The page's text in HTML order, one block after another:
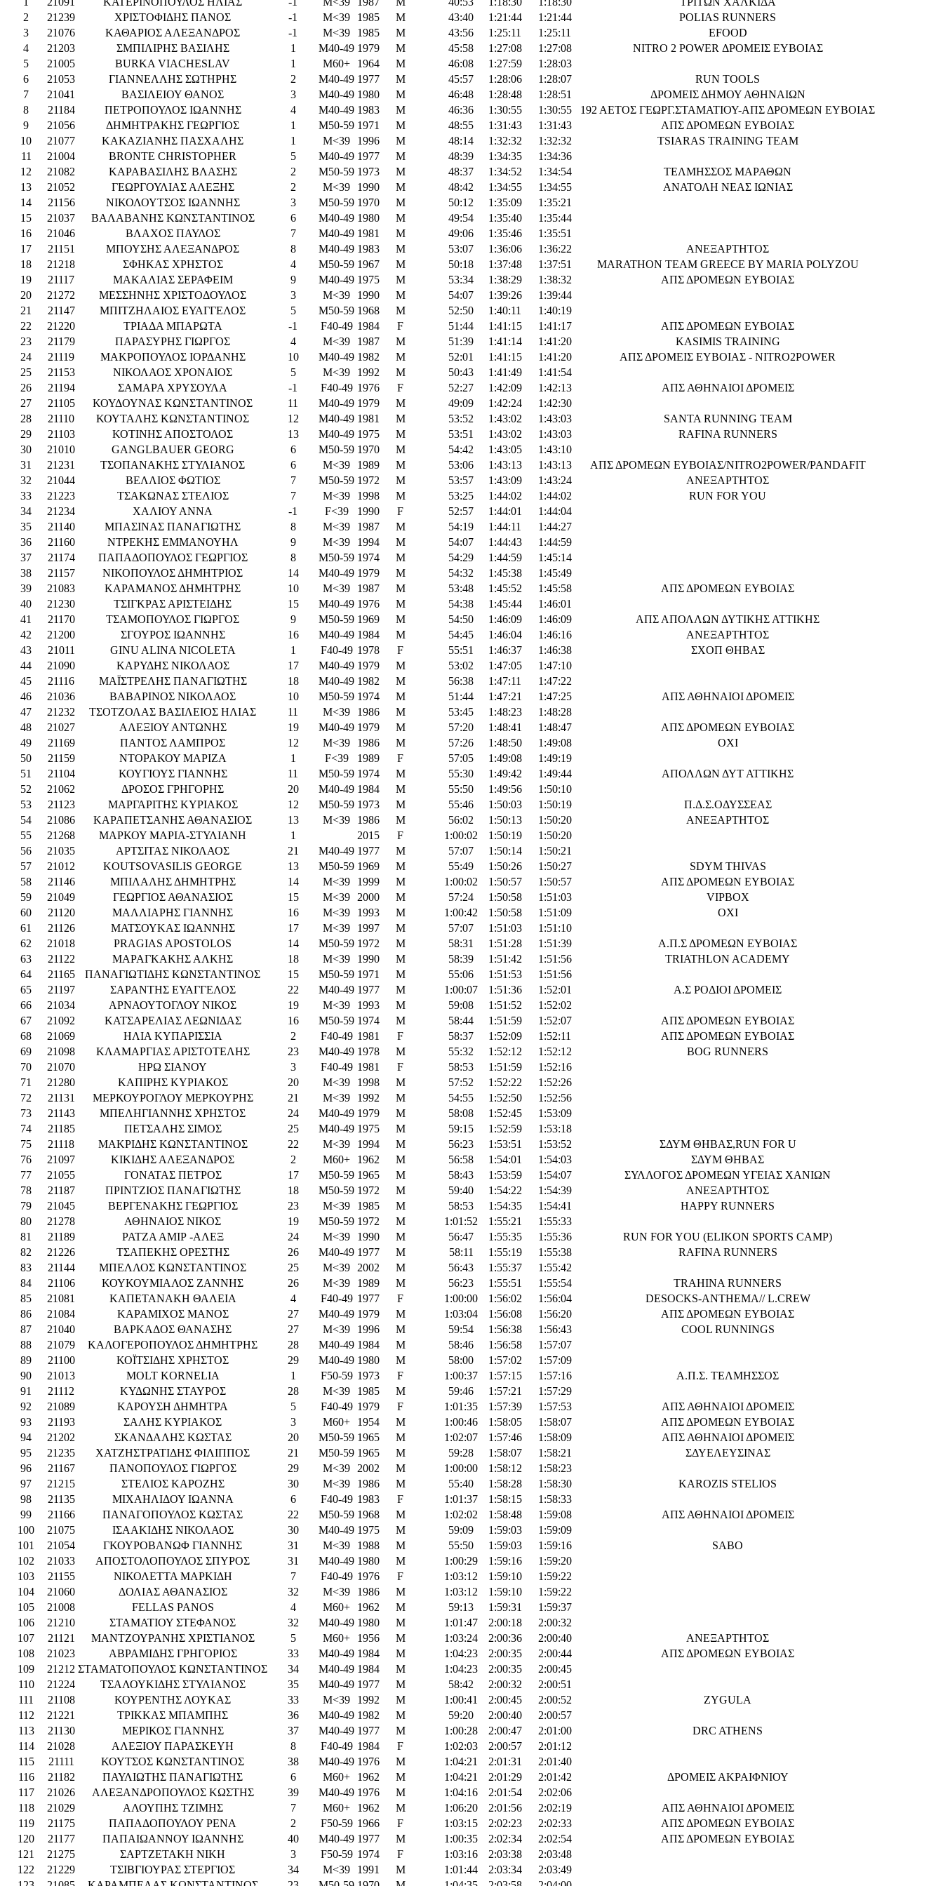
2
21239 ΧΡΙΣΤΟΦΙΔΗΣ ΠΑΝΟΣ -1 M<39 1985 M 43:40 1:21:44 1:21:44
POLIAS RUNNERS
3
21076 ΚΑΘΑΡΙΟΣ ΑΛΕΞΑΝΔΡΟΣ -1 M<39 1985 M 43:56 1:25:11 1:25:11
EFOOD
4
21203 ΣΜΠΙΛΙΡΗΣ ΒΑΣΙΛΗΣ 1 M40-49 1979 M 45:58 1:27:08 1:27:08
NITRO 2 POWER ΔΡΟΜΕΙΣ ΕΥΒΟΙΑΣ
5
21005 BURKA VIACHESLAV 1 M60+ 1964 M 46:08 1:27:59
1:28:03
6
21053 ΓΙΑΝΝΕΛΛΗΣ ΣΩΤΗΡΗΣ 2 M40-49 1977 M 45:57 1:28:06 1:28:07
RUN TOOLS
7
21041 ΒΑΣΙΛΕΙΟΥ ΘΑΝΟΣ 3 M40-49 1980 M 46:48 1:28:48 1:28:51
ΔΡΟΜΕΙΣ ΔΗΜΟΥ ΑΘΗΝΑΙΩΝ
8
21184 ΠΕΤΡΟΠΟΥΛΟΣ ΙΩΑΝΝΗΣ 4 M40-49 1983 M 46:36 1:30:55 1:30:55
192 ΑΕΤΟΣ ΓΕΩΡΓ.ΣΤΑΜΑΤΙΟΥ-ΑΠΣ ΔΡΟΜΕΩΝ ΕΥΒΟΙΑΣ
9
21056 ΔΗΜΗΤΡΑΚΗΣ ΓΕΩΡΓΙΟΣ 1 M50-59 1971 M 48:55 1:31:43 1:31:43
ΑΠΣ ΔΡΟΜΕΩΝ ΕΥΒΟΙΑΣ
10
21077 ΚΑΚΑΖΙΑΝΗΣ ΠΑΣΧΑΛΗΣ 1 M<39 1996 M 48:14 1:32:32 1:32:32
TSIARAS TRAINING TEAM
11
21004 BRONTE CHRISTOPHER 5 M40-49 1977 M 48:39 1:34:35
1:34:36
12
21082 ΚΑΡΑΒΑΣΙΛΗΣ ΒΛΑΣΗΣ 2 M50-59 1973 M 48:37 1:34:52 1:34:54
ΤΕΛΜΗΣΣΟΣ ΜΑΡΑΘΩΝ
13
21052 ΓΕΩΡΓΟΥΛΙΑΣ ΑΛΕΞΗΣ 2 M<39 1990 M 48:42 1:34:55 1:34:55
ΑΝΑΤΟΛΗ ΝΕΑΣ ΙΩΝΙΑΣ
14
21156 ΝΙΚΟΛΟΥΤΣΟΣ ΙΩΑΝΝΗΣ 3 M50-59 1970 M 50:12 1:35:09
1:35:21
15
21037 ΒΑΛΑΒΑΝΗΣ ΚΩΝΣΤΑΝΤΙΝΟΣ 6 M40-49 1980 M 49:54 1:35:40
1:35:44
16
21046 ΒΛΑΧΟΣ ΠΑΥΛΟΣ 7 M40-49 1981 M 49:06 1:35:46
1:35:51
17
21151 ΜΠΟΥΣΗΣ ΑΛΕΞΑΝΔΡΟΣ 8 M40-49 1983 M 53:07 1:36:06 1:36:22
ΑΝΕΞΑΡΤΗΤΟΣ
18
21218 ΣΦΗΚΑΣ ΧΡΗΣΤΟΣ 4 M50-59 1967 M 50:18 1:37:48 1:37:51
MARATHON TEAM GREECE BY MARIA POLYZOU
19
21117 ΜΑΚΑΛΙΑΣ ΣΕΡΑΦΕΙΜ 9 M40-49 1975 M 53:34 1:38:29 1:38:32
ΑΠΣ ΔΡΟΜΕΩΝ ΕΥΒΟΙΑΣ
20
21272 ΜΕΣΣΗΝΗΣ ΧΡΙΣΤΟΔΟΥΛΟΣ 3 M<39 1990 M 54:07 1:39:26
1:39:44
21
21147 ΜΠΙΤΖΗΛΑΙΟΣ ΕΥΑΓΓΕΛΟΣ 5 M50-59 1968 M 52:50 1:40:11
1:40:19
22
21220 ΤΡΙΑΔΑ ΜΠΑΡΩΤΑ -1 F40-49 1984 F 51:44 1:41:15 1:41:17
ΑΠΣ ΔΡΟΜΕΩΝ ΕΥΒΟΙΑΣ
23
21179 ΠΑΡΑΣΥΡΗΣ ΓΙΩΡΓΟΣ 4 M<39 1987 M 51:39 1:41:14 1:41:20
KASIMIS TRAINING
24
21119 ΜΑΚΡΟΠΟΥΛΟΣ ΙΟΡΔΑΝΗΣ 10 M40-49 1982 M 52:01 1:41:15 1:41:20
ΑΠΣ ΔΡΟΜΕΙΣ ΕΥΒΟΙΑΣ - NITRO2POWER
25
21153 ΝΙΚΟΛΑΟΣ ΧΡΟΝΑΙΟΣ 5 M<39 1992 M 50:43 1:41:49
1:41:54
26
21194 ΣΑΜΑΡΑ ΧΡΥΣΟΥΛΑ -1 F40-49 1976 F 52:27 1:42:09 1:42:13
ΑΠΣ ΑΘΗΝΑΙΟΙ ΔΡΟΜΕΙΣ
27
21105 ΚΟΥΔΟΥΝΑΣ ΚΩΝΣΤΑΝΤΙΝΟΣ 11 M40-49 1979 M 49:09 1:42:24
1:42:30
28
21110 ΚΟΥΤΑΛΗΣ ΚΩΝΣΤΑΝΤΙΝΟΣ 12 M40-49 1981 M 53:52 1:43:02 1:43:03
SANTA RUNNING TEAM
29
21103 ΚΟΤΙΝΗΣ ΑΠΟΣΤΟΛΟΣ 13 M40-49 1975 M 53:51 1:43:02 1:43:03
RAFINA RUNNERS
30
21010 GANGLBAUER GEORG 6 M50-59 1970 M 54:42 1:43:05
1:43:10
31
21231 ΤΣΟΠΑΝΑΚΗΣ ΣΤΥΛΙΑΝΟΣ 6 M<39 1989 M 53:06 1:43:13 1:43:13
ΑΠΣ ΔΡΟΜΕΩΝ ΕΥΒΟΙΑΣ/NITRO2POWER/PANDAFIT
32
21044 ΒΕΛΛΙΟΣ ΦΩΤΙΟΣ 7 M50-59 1972 M 53:57 1:43:09 1:43:24
ΑΝΕΞΑΡΤΗΤΟΣ
33
21223 ΤΣΑΚΩΝΑΣ ΣΤΕΛΙΟΣ 7 M<39 1998 M 53:25 1:44:02 1:44:02
RUN FOR YOU
34
21234 ΧΑΛΙΟΥ ΑΝΝΑ -1 F<39 1990 F 52:57 1:44:01
1:44:04
35
21140 ΜΠΑΣΙΝΑΣ ΠΑΝΑΓΙΩΤΗΣ 8 M<39 1987 M 54:19 1:44:11
1:44:27
36
21160 ΝΤΡΕΚΗΣ ΕΜΜΑΝΟΥΗΛ 9 M<39 1994 M 54:07 1:44:43
1:44:59
37
21174 ΠΑΠΑΔΟΠΟΥΛΟΣ ΓΕΩΡΓΙΟΣ 8 M50-59 1974 M 54:29 1:44:59
1:45:14
38
21157 ΝΙΚΟΠΟΥΛΟΣ ΔΗΜΗΤΡΙΟΣ 14 M40-49 1979 M 54:32 1:45:38
1:45:49
39
21083 ΚΑΡΑΜΑΝΟΣ ΔΗΜΗΤΡΗΣ 10 M<39 1987 M 53:48 1:45:52 1:45:58
ΑΠΣ ΔΡΟΜΕΩΝ ΕΥΒΟΙΑΣ
40
21230 ΤΣΙΓΚΡΑΣ ΑΡΙΣΤΕΙΔΗΣ 15 M40-49 1976 M 54:38 1:45:44
1:46:01
41
21170 ΤΣΑΜΟΠΟΥΛΟΣ ΓΙΩΡΓΟΣ 9 M50-59 1969 M 54:50 1:46:09 1:46:09
ΑΠΣ ΑΠΟΛΛΩΝ ΔΥΤΙΚΗΣ ΑΤΤΙΚΗΣ
42
21200 ΣΓΟΥΡΟΣ ΙΩΑΝΝΗΣ 16 M40-49 1984 M 54:45 1:46:04 1:46:16
ΑΝΕΞΑΡΤΗΤΟΣ
43
21011 GINU ALINA NICOLETA 1 F40-49 1978 F 55:51 1:46:37 1:46:38
ΣΧΟΠ ΘΗΒΑΣ
44
21090 ΚΑΡΥΔΗΣ ΝΙΚΟΛΑΟΣ 17 M40-49 1979 M 53:02 1:47:05
1:47:10
45
21116 ΜΑΪΣΤΡΕΛΗΣ ΠΑΝΑΓΙΩΤΗΣ 18 M40-49 1982 M 56:38 1:47:11
1:47:22
46
21036 ΒΑΒΑΡΙΝΟΣ ΝΙΚΟΛΑΟΣ 10 M50-59 1974 M 51:44 1:47:21 1:47:25
ΑΠΣ ΑΘΗΝΑΙΟΙ ΔΡΟΜΕΙΣ
47
21232 ΤΣΟΤΖΟΛΑΣ ΒΑΣΙΛΕΙΟΣ ΗΛΙΑΣ 11 M<39 1986 M 53:45 1:48:23
1:48:28
48
21027 ΑΛΕΞΙΟΥ ΑΝΤΩΝΗΣ 19 M40-49 1979 M 57:20 1:48:41 1:48:47
ΑΠΣ ΔΡΟΜΕΩΝ ΕΥΒΟΙΑΣ
49
21169 ΠΑΝΤΟΣ ΛΑΜΠΡΟΣ 12 M<39 1986 M 57:26 1:48:50 1:49:08
ΟΧΙ
50
21159 ΝΤΟΡΑΚΟΥ ΜΑΡΙΖΑ 1 F<39 1989 F 57:05 1:49:08
1:49:19
51
21104 ΚΟΥΓΙΟΥΣ ΓΙΑΝΝΗΣ 11 M50-59 1974 M 55:30 1:49:42 1:49:44
ΑΠΟΛΛΩΝ ΔΥΤ ΑΤΤΙΚΗΣ
52
21062 ΔΡΟΣΟΣ ΓΡΗΓΟΡΗΣ 20 M40-49 1984 M 55:50 1:49:56
1:50:10
53
21123 ΜΑΡΓΑΡΙΤΗΣ ΚΥΡΙΑΚΟΣ 12 M50-59 1973 M 55:46 1:50:03 1:50:19
Π.Δ.Σ.ΟΔΥΣΣΕΑΣ
54
21086 ΚΑΡΑΠΕΤΣΑΝΗΣ ΑΘΑΝΑΣΙΟΣ 13 M<39 1986 M 56:02 1:50:13 1:50:20
ΑΝΕΞΑΡΤΗΤΟΣ
55
21268 ΜΑΡΚΟΥ ΜΑΡΙΑ-ΣΤΥΛΙΑΝΗ 1 2015 F 1:00:02 1:50:19
1:50:20
56
21035 ΑΡΤΣΙΤΑΣ ΝΙΚΟΛΑΟΣ 21 M40-49 1977 M 57:07 1:50:14
1:50:21
57
21012 KOUTSOVASILIS GEORGE 13 M50-59 1969 M 55:49 1:50:26 1:50:27
SDYM THIVAS
58
21146 ΜΠΙΛΑΛΗΣ ΔΗΜΗΤΡΗΣ 14 M<39 1999 M 1:00:02 1:50:57 1:50:57
ΑΠΣ ΔΡΟΜΕΩΝ ΕΥΒΟΙΑΣ
59
21049 ΓΕΩΡΓΙΟΣ ΑΘΑΝΑΣΙΟΣ 15 M<39 2000 M 57:24 1:50:58 1:51:03
VIPBOX
60
21120 ΜΑΛΛΙΑΡΗΣ ΓΙΑΝΝΗΣ 16 M<39 1993 M 1:00:42 1:50:58 1:51:09
ΟΧΙ
61
21126 ΜΑΤΣΟΥΚΑΣ ΙΩΑΝΝΗΣ 17 M<39 1997 M 57:07 1:51:03
1:51:10
62
21018 PRAGIAS APOSTOLOS 14 M50-59 1972 M 58:31 1:51:28 1:51:39
Α.Π.Σ ΔΡΟΜΕΩΝ ΕΥΒΟΙΑΣ
63
21122 ΜΑΡΑΓΚΑΚΗΣ ΑΛΚΗΣ 18 M<39 1990 M 58:39 1:51:42 1:51:56
TRIATHLON ACADEMY
64
21165 ΠΑΝΑΓΙΩΤΙΔΗΣ ΚΩΝΣΤΑΝΤΙΝΟΣ 15 M50-59 1971 M 55:06 1:51:53
1:51:56
65
21197 ΣΑΡΑΝΤΗΣ ΕΥΑΓΓΕΛΟΣ 22 M40-49 1977 M 1:00:07 1:51:36 1:52:01
Α.Σ ΡΟΔΙΟΙ ΔΡΟΜΕΙΣ
66
21034 ΑΡΝΑΟΥΤΟΓΛΟΥ ΝΙΚΟΣ 19 M<39 1993 M 59:08 1:51:52
1:52:02
67
21092 ΚΑΤΣΑΡΕΛΙΑΣ ΛΕΩΝΙΔΑΣ 16 M50-59 1974 M 58:44 1:51:59 1:52:07
ΑΠΣ ΔΡΟΜΕΩΝ ΕΥΒΟΙΑΣ
68
21069 ΗΛΙΑ ΚΥΠΑΡΙΣΣΙΑ 2 F40-49 1981 F 58:37 1:52:09 1:52:11
ΑΠΣ ΔΡΟΜΕΩΝ ΕΥΒΟΙΑΣ
69
21098 ΚΛΑΜΑΡΓΙΑΣ ΑΡΙΣΤΟΤΕΛΗΣ 23 M40-49 1978 M 55:32 1:52:12 1:52:12
BOG RUNNERS
70
21070 ΗΡΩ ΣΙΑΝΟΥ 3 F40-49 1981 F 58:53 1:51:59
1:52:16
71
21280 ΚΑΠΙΡΗΣ ΚΥΡΙΑΚΟΣ 20 M<39 1998 M 57:52 1:52:22
1:52:26
72
21131 ΜΕΡΚΟΥΡΟΓΛΟΥ ΜΕΡΚΟΥΡΗΣ 21 M<39 1992 M 54:55 1:52:50
1:52:56
73
21143 ΜΠΕΛΗΓΙΑΝΝΗΣ ΧΡΗΣΤΟΣ 24 M40-49 1979 M 58:08 1:52:45
1:53:09
74
21185 ΠΕΤΣΑΛΗΣ ΣΙΜΟΣ 25 M40-49 1975 M 59:15 1:52:59
1:53:18
75
21118 ΜΑΚΡΙΔΗΣ ΚΩΝΣΤΑΝΤΙΝΟΣ 22 M<39 1994 M 56:23 1:53:51 1:53:52
ΣΔΥΜ ΘΗΒΑΣ,RUN FOR U
76
21097 ΚΙΚΙΔΗΣ ΑΛΕΞΑΝΔΡΟΣ 2 M60+ 1962 M 56:58 1:54:01 1:54:03
ΣΔΥΜ ΘΗΒΑΣ
77
21055 ΓΟΝΑΤΑΣ ΠΕΤΡΟΣ 17 M50-59 1965 M 58:43 1:53:59 1:54:07
ΣΥΛΛΟΓΟΣ ΔΡΟΜΕΩΝ ΥΓΕΙΑΣ ΧΑΝΙΩΝ
78
21187 ΠΡΙΝΤΖΙΟΣ ΠΑΝΑΓΙΩΤΗΣ 18 M50-59 1972 M 59:40 1:54:22 1:54:39
ΑΝΕΞΑΡΤΗΤΟΣ
79
21045 ΒΕΡΓΕΝΑΚΗΣ ΓΕΩΡΓΙΟΣ 23 M<39 1985 M 58:53 1:54:35 1:54:41
HAPPY RUNNERS
80
21278 ΑΘΗΝΑΙΟΣ ΝΙΚΟΣ 19 M50-59 1972 M 1:01:52 1:55:21
1:55:33
81
21189 ΡΑΤΖΑ ΑΜΙΡ -ΑΛΕΞ 24 M<39 1990 M 56:47 1:55:35 1:55:36
RUN FOR YOU (ELIKON SPORTS CAMP)
82
21226 ΤΣΑΠΕΚΗΣ ΟΡΕΣΤΗΣ 26 M40-49 1977 M 58:11 1:55:19 1:55:38
RAFINA RUNNERS
83
21144 ΜΠΕΛΛΟΣ ΚΩΝΣΤΑΝΤΙΝΟΣ 25 M<39 2002 M 56:43 1:55:37
1:55:42
84
21106 ΚΟΥΚΟΥΜΙΑΛΟΣ ΖΑΝΝΗΣ 26 M<39 1989 M 56:23 1:55:51 1:55:54
TRAHINA RUNNERS
85
21081 ΚΑΠΕΤΑΝΑΚΗ ΘΑΛΕΙΑ 4 F40-49 1977 F 1:00:00 1:56:02 1:56:04
DESOCKS-ANTHEMA// L.CREW
86
21084 ΚΑΡΑΜΙΧΟΣ ΜΑΝΟΣ 27 M40-49 1979 M 1:03:04 1:56:08 1:56:20
ΑΠΣ ΔΡΟΜΕΩΝ ΕΥΒΟΙΑΣ
87
21040 ΒΑΡΚΑΔΟΣ ΘΑΝΑΣΗΣ 27 M<39 1996 M 59:54 1:56:38 1:56:43
COOL RUNNINGS
88
21079 ΚΑΛΟΓΕΡΟΠΟΥΛΟΣ ΔΗΜΗΤΡΗΣ 28 M40-49 1984 M 58:46 1:56:58
1:57:07
89
21100 ΚΟΪΤΣΙΔΗΣ ΧΡΗΣΤΟΣ 29 M40-49 1980 M 58:00 1:57:02
1:57:09
90
21013 MOLT KORNELIA 1 F50-59 1973 F 1:00:37 1:57:15 1:57:16
Α.Π.Σ. ΤΕΛΜΗΣΣΟΣ
91
21112 ΚΥΔΩΝΗΣ ΣΤΑΥΡΟΣ 28 M<39 1985 M 59:46 1:57:21
1:57:29
92
21089 ΚΑΡΟΥΣΗ ΔΗΜΗΤΡΑ 5 F40-49 1979 F 1:01:35 1:57:39 1:57:53
ΑΠΣ ΑΘΗΝΑΙΟΙ ΔΡΟΜΕΙΣ
93
21193 ΣΑΛΗΣ ΚΥΡΙΑΚΟΣ 3 M60+ 1954 M 1:00:46 1:58:05 1:58:07
ΑΠΣ ΔΡΟΜΕΩΝ ΕΥΒΟΙΑΣ
94
21202 ΣΚΑΝΔΑΛΗΣ ΚΩΣΤΑΣ 20 M50-59 1965 M 1:02:07 1:57:46 1:58:09
ΑΠΣ ΑΘΗΝΑΙΟΙ ΔΡΟΜΕΙΣ
95
21235 ΧΑΤΖΗΣΤΡΑΤΙΔΗΣ ΦΙΛΙΠΠΟΣ 21 M50-59 1965 M 59:28 1:58:07 1:58:21
ΣΔΥΕΛΕΥΣΙΝΑΣ
96
21167 ΠΑΝΟΠΟΥΛΟΣ ΓΙΩΡΓΟΣ 29 M<39 2002 M 1:00:00 1:58:12
1:58:23
97
21215 ΣΤΕΛΙΟΣ ΚΑΡΟΖΗΣ 30 M<39 1986 M 55:40 1:58:28 1:58:30
KAROZIS STELIOS
98
21135 ΜΙΧΑΗΛΙΔΟΥ ΙΩΑΝΝΑ 6 F40-49 1983 F 1:01:37 1:58:15
1:58:33
99
21166 ΠΑΝΑΓΟΠΟΥΛΟΣ ΚΩΣΤΑΣ 22 M50-59 1968 M 1:02:02 1:58:48 1:59:08
ΑΠΣ ΑΘΗΝΑΙΟΙ ΔΡΟΜΕΙΣ
100
21075 ΙΣΑΑΚΙΔΗΣ ΝΙΚΟΛΑΟΣ 30 M40-49 1975 M 59:09 1:59:03
1:59:09
101
21054 ΓΚΟΥΡΟΒΑΝΩΦ ΓΙΑΝΝΗΣ 31 M<39 1988 M 55:50 1:59:03 1:59:16
SABO
102
21033 ΑΠΟΣΤΟΛΟΠΟΥΛΟΣ ΣΠΥΡΟΣ 31 M40-49 1980 M 1:00:29 1:59:16
1:59:20
103
21155 ΝΙΚΟΛΕΤΤΑ ΜΑΡΚΙΔΗ 7 F40-49 1976 F 1:03:12 1:59:10
1:59:22
104
21060 ΔΟΛΙΑΣ ΑΘΑΝΑΣΙΟΣ 32 M<39 1986 M 1:03:12 1:59:10
1:59:22
105
21008 FELLAS PANOS 4 M60+ 1962 M 59:13 1:59:31
1:59:37
106
21210 ΣΤΑΜΑΤΙΟΥ ΣΤΕΦΑΝΟΣ 32 M40-49 1980 M 1:01:47 2:00:18
2:00:32
107
21121 ΜΑΝΤΖΟΥΡΑΝΗΣ ΧΡΙΣΤΙΑΝΟΣ 5 M60+ 1956 M 1:03:24 2:00:36 2:00:40
ΑΝΕΞΑΡΤΗΤΟΣ
108
21023 ΑΒΡΑΜΙΔΗΣ ΓΡΗΓΟΡΙΟΣ 33 M40-49 1984 M 1:04:23 2:00:35 2:00:44
ΑΠΣ ΔΡΟΜΕΩΝ ΕΥΒΟΙΑΣ
109
21212 ΣΤΑΜΑΤΟΠΟΥΛΟΣ ΚΩΝΣΤΑΝΤΙΝΟΣ 34 M40-49 1984 M 1:04:23 2:00:35
2:00:45
110
21224 ΤΣΑΛΟΥΚΙΔΗΣ ΣΤΥΛΙΑΝΟΣ 35 M40-49 1977 M 58:42 2:00:32
2:00:51
111
21108 ΚΟΥΡΕΝΤΗΣ ΛΟΥΚΑΣ 33 M<39 1992 M 1:00:41 2:00:45 2:00:52
ZYGULA
112
21221 ΤΡΙΚΚΑΣ ΜΠΑΜΠΗΣ 36 M40-49 1982 M 59:20 2:00:40
2:00:57
113
21130 ΜΕΡΙΚΟΣ ΓΙΑΝΝΗΣ 37 M40-49 1977 M 1:00:28 2:00:47 2:01:00
DRC ATHENS
114
21028 ΑΛΕΞΙΟΥ ΠΑΡΑΣΚΕΥΗ 8 F40-49 1984 F 1:02:03 2:00:57
2:01:12
115
21111 ΚΟΥΤΣΟΣ ΚΩΝΣΤΑΝΤΙΝΟΣ 38 M40-49 1976 M 1:04:21 2:01:31
2:01:40
116
21182 ΠΑΥΛΙΩΤΗΣ ΠΑΝΑΓΙΩΤΗΣ 6 M60+ 1962 M 1:04:21 2:01:29 2:01:42
ΔΡΟΜΕΙΣ ΑΚΡΑΙΦΝΙΟΥ
117
21026 ΑΛΕΞΑΝΔΡΟΠΟΥΛΟΣ ΚΩΣΤΗΣ 39 M40-49 1976 M 1:04:16 2:01:54
2:02:06
118
21029 ΑΛΟΥΠΗΣ ΤΖΙΜΗΣ 7 M60+ 1962 M 1:06:20 2:01:56 2:02:19
ΑΠΣ ΑΘΗΝΑΙΟΙ ΔΡΟΜΕΙΣ
119
21175 ΠΑΠΑΔΟΠΟΥΛΟΥ ΡΕΝΑ 2 F50-59 1966 F 1:03:15 2:02:23 2:02:33
ΑΠΣ ΔΡΟΜΕΩΝ ΕΥΒΟΙΑΣ
120
21177 ΠΑΠΑΙΩΑΝΝΟΥ ΙΩΑΝΝΗΣ 40 M40-49 1977 M 1:00:35 2:02:34 2:02:54
ΑΠΣ ΔΡΟΜΕΩΝ ΕΥΒΟΙΑΣ
121
21275 ΣΑΡΤΖΕΤΑΚΗ ΝΙΚΗ 3 F50-59 1974 F 1:03:16 2:03:38
2:03:48
122
21229 ΤΣΙΒΓΙΟΥΡΑΣ ΣΤΕΡΓΙΟΣ 34 M<39 1991 M 1:01:44 2:03:34
2:03:49